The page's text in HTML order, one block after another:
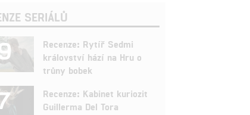
SERIÁLŮ
Recenze: Rytíř Sedmi
království hází na Hru o
trůny bobek
Recenze: Kabinet kuriozit
Guillerma Del Tora